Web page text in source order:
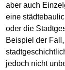
aber auch
eine
oder die
Beispiel der
jedoch nicht